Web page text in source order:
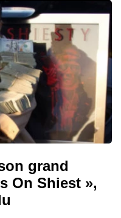
grand
On Shiest »,